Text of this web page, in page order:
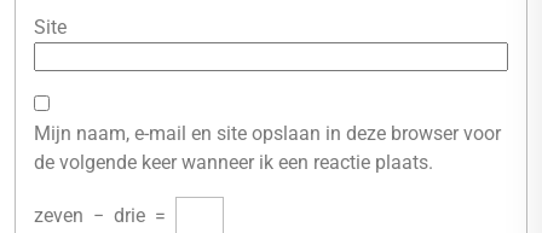
Site
Mijn naam, e-mail en site opslaan in deze browser voor
de volgende keer wanneer ik een reactie plaats.
zeven − drie =